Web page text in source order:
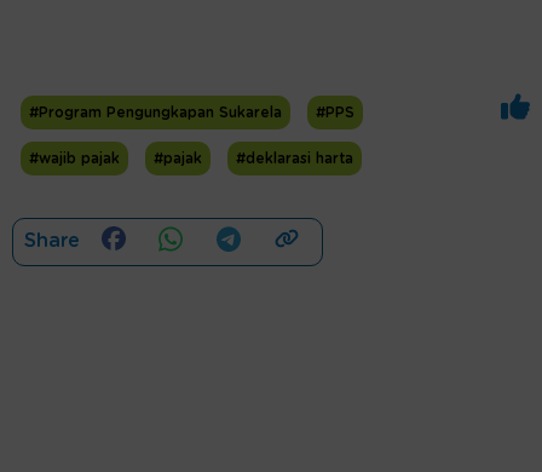
#Program Pengungkapan Sukarela #PPS
#wajib pajak #pajak #deklarasi harta
Share